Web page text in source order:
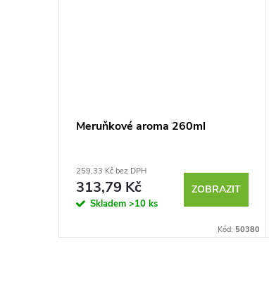
Meruňkové aroma 260ml
259,33 Kč bez DPH
313,79 Kč
Skladem >10 ks
ZOBRAZIT
Kód: 50380